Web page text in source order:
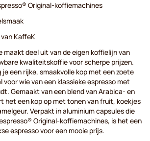
Original-koffiemachines
KaffeK
maakt deel uit van de eigen koffielijn van
kwaliteitskoffie voor scherpe prijzen.
een rijke, smaakvolle kop met een zoete
wie van een klassieke espresso met
Gemaakt van een blend van Arabica- en
het een kop op met tonen van fruit, koekjes
Verpakt in aluminium capsules die
Original-koffiemachines, is het een
espresso voor een mooie prijs.